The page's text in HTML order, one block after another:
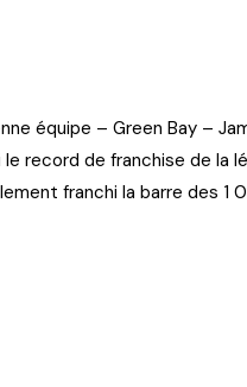
équipe – Green Bay –
record de franchise de la
franchi la barre des 1